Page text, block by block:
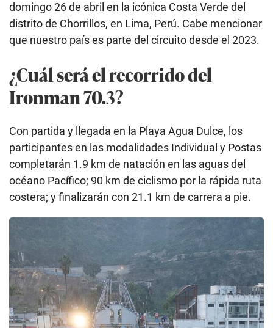
domingo 26 de abril en la icónica Costa Verde del
distrito de Chorrillos, en Lima, Perú. Cabe mencionar
que nuestro país es parte del circuito desde el 2023.
¿Cuál será el recorrido del
Ironman 70.3?
Con partida y llegada en la Playa Agua Dulce, los
participantes en las modalidades Individual y Postas
completarán 1.9 km de natación en las aguas del
océano Pacífico; 90 km de ciclismo por la rápida ruta
costera; y finalizarán con 21.1 km de carrera a pie.